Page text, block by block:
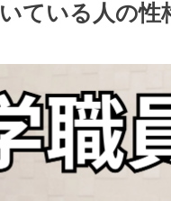
ている人の